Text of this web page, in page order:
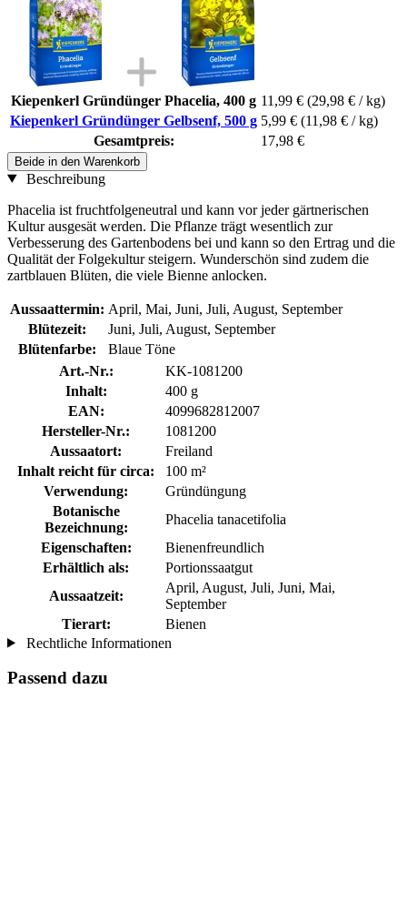
Kiepenkerl Gründünger Phacelia, 400 g 11,99 € (29,98 € / kg)
Kiepenkerl Gründünger Gelbsenf, 500 g 5,99 € (11,98 € / kg)
Gesamtpreis:
17,98 €
Beide in den Warenkorb
Beschreibung
Phacelia ist fruchtfolgeneutral und kann vor jeder gärtnerischen
Kultur ausgesät werden. Die Pflanze trägt wesentlich zur
Verbesserung des Gartenbodens bei und kann so den Ertrag und die
Qualität der Folgekultur steigern. Wunderschön sind zudem die
zartblauen Blüten, die viele Bienne anlocken.
Aussaattermin: April, Mai, Juni, Juli, August, September
Blütezeit:
Juni, Juli, August, September
Blütenfarbe:
Blaue Töne
Art.-Nr.:
KK-1081200
Inhalt:
400 g
EAN:
4099682812007
Hersteller-Nr.:
1081200
Aussaatort:
Freiland
Inhalt reicht für circa:
100 m²
Verwendung:
Gründüngung
Botanische
Bezeichnung:
Phacelia tanacetifolia
Eigenschaften:
Bienenfreundlich
Erhältlich als:
Portionssaatgut
Aussaatzeit:
April, August, Juli, Juni, Mai,
September
Tierart:
Bienen
Rechtliche Informationen
Passend dazu